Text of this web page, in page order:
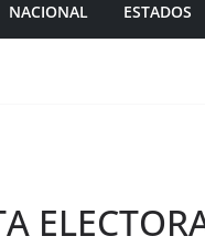
NACIONAL ESTADOS